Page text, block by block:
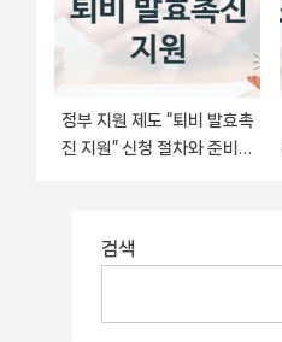
정부 지원 제도 “퇴비 발효촉
진 지원” 신청 절차와 준비물
검색